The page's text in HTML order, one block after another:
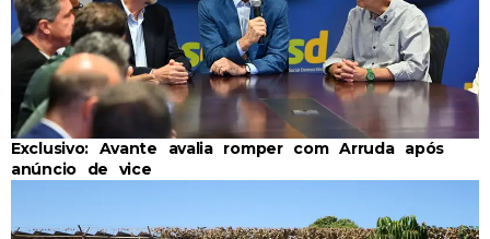
Exclusivo: Avante avalia romper com Arruda após
anúncio de vice